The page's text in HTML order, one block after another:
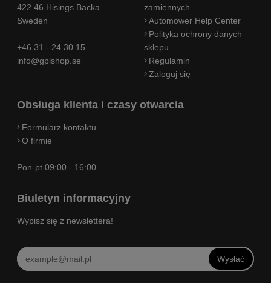
422 46 Hisings Backa
Sweden
+46 31 - 24 30 15
info@gplshop.se
zamiennych
Automower Help Center
Polityka ochrony danych
sklepu
Regulamin
Zaloguj się
Obsługa klienta i czasy otwarcia
Formularz kontaktu
O firmie
Pon-pt 09:00 - 16:00
Biuletyn informacyjny
Wypisz się z newslettera!
Wysłać